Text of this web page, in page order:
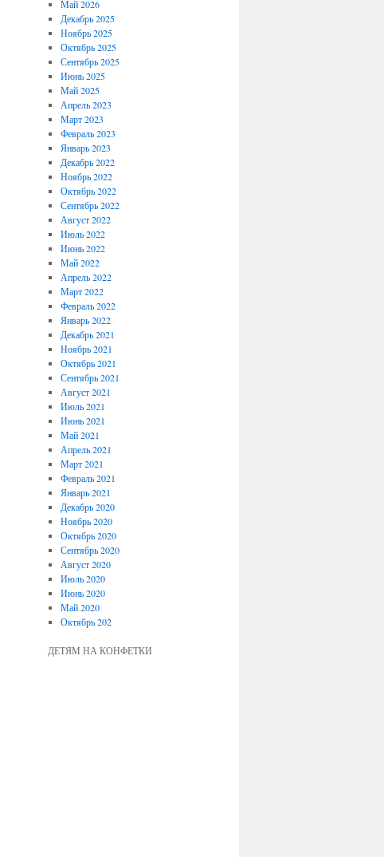
Май 2026
Декабрь 2025
Ноябрь 2025
Октябрь 2025
Сентябрь 2025
Июнь 2025
Май 2025
Апрель 2023
Март 2023
Февраль 2023
Январь 2023
Декабрь 2022
Ноябрь 2022
Октябрь 2022
Сентябрь 2022
Август 2022
Июль 2022
Июнь 2022
Май 2022
Апрель 2022
Март 2022
Февраль 2022
Январь 2022
Декабрь 2021
Ноябрь 2021
Октябрь 2021
Сентябрь 2021
Август 2021
Июль 2021
Июнь 2021
Май 2021
Апрель 2021
Март 2021
Февраль 2021
Январь 2021
Декабрь 2020
Ноябрь 2020
Октябрь 2020
Сентябрь 2020
Август 2020
Июль 2020
Июнь 2020
Май 2020
Октябрь 202
ДЕТЯМ НА КОНФЕТКИ